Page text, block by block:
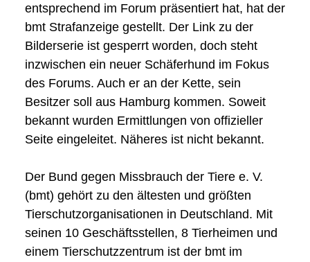
entsprechend im Forum präsentiert hat, hat der
bmt Strafanzeige gestellt. Der Link zu der
Bilderserie ist gesperrt worden, doch steht
inzwischen ein neuer Schäferhund im Fokus
des Forums. Auch er an der Kette, sein
Besitzer soll aus Hamburg kommen. Soweit
bekannt wurden Ermittlungen von offizieller
Seite eingeleitet. Näheres ist nicht bekannt.
Der Bund gegen Missbrauch der Tiere e. V.
(bmt) gehört zu den ältesten und größten
Tierschutzorganisationen in Deutschland. Mit
seinen 10 Geschäftsstellen, 8 Tierheimen und
einem Tierschutzzentrum ist der bmt im